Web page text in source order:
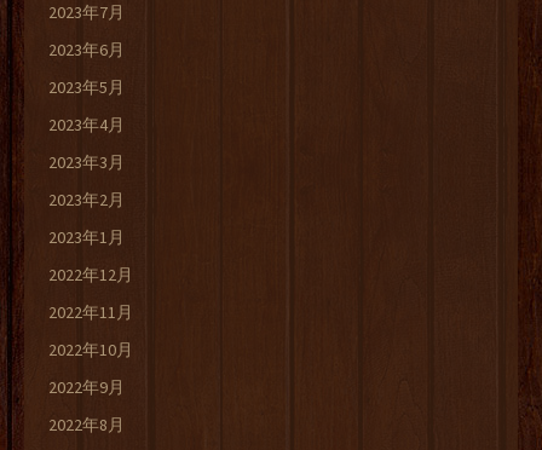
2023年7月
2023年6月
2023年5月
2023年4月
2023年3月
2023年2月
2023年1月
2022年12月
2022年11月
2022年10月
2022年9月
2022年8月